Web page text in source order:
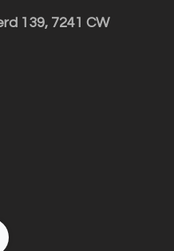
139, 7241 CW